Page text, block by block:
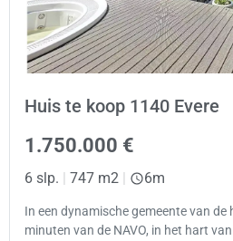
Huis te koop 1140 Evere
1.750.000 €
6 slp. | 747 m2 | 6m
In een dynamische gemeente van
minuten van de NAVO, in het hart